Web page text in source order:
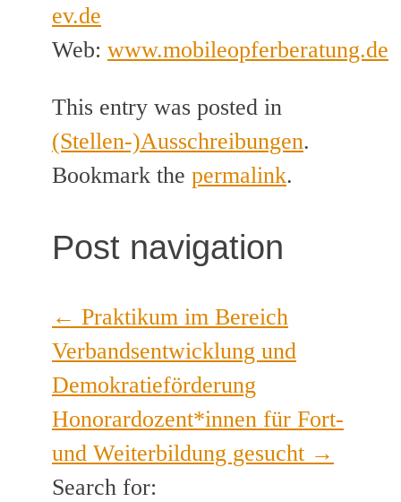
ev.de
Web: www.mobileopferberatung.de
This entry was posted in
(Stellen-)Ausschreibungen.
Bookmark the permalink.
Post navigation
← Praktikum im Bereich
Verbandsentwicklung und
Demokratieförderung
Honorardozent*innen für Fort-
und Weiterbildung gesucht →
Search for: